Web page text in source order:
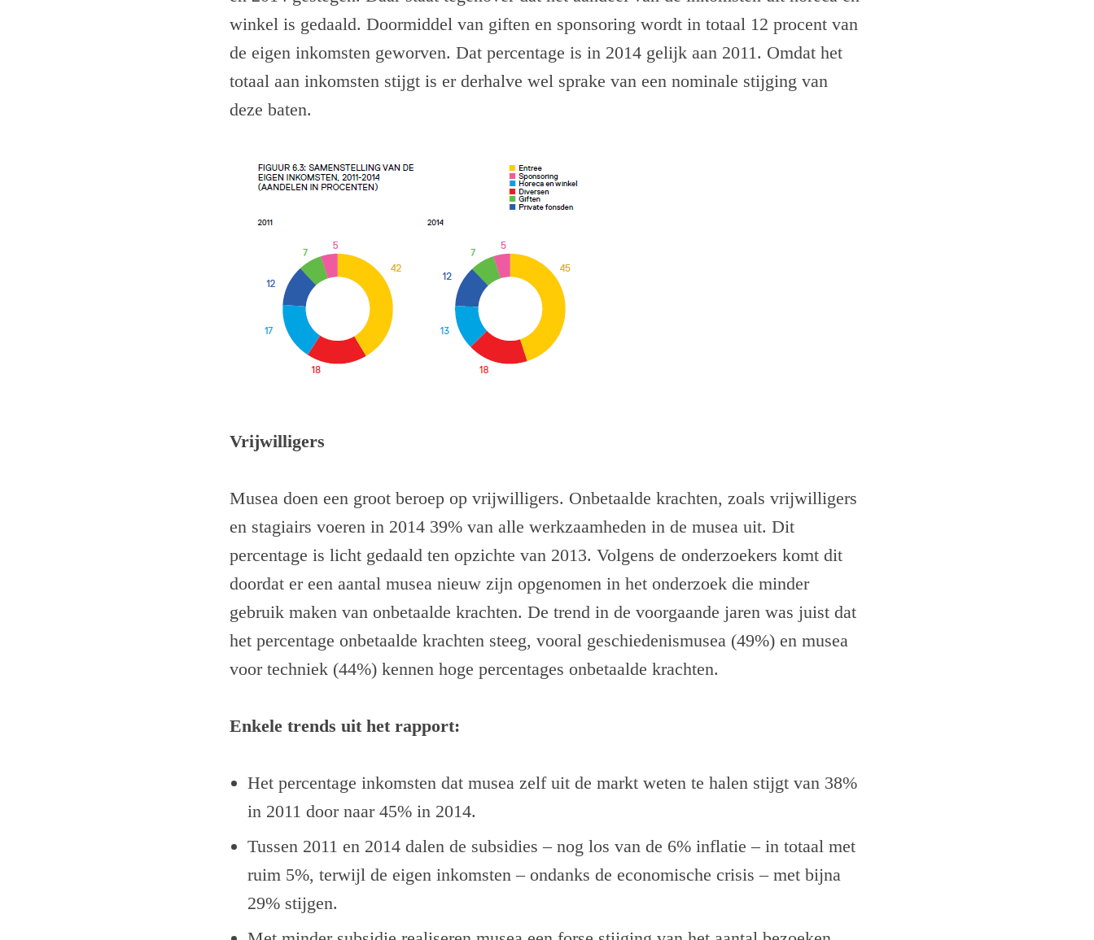
winkel is gedaald. Doormiddel van giften en sponsoring wordt in totaal 12 procent van
de eigen inkomsten geworven. Dat percentage is in 2014 gelijk aan 2011. Omdat het
totaal aan inkomsten stijgt is er derhalve wel sprake van een nominale stijging van
deze baten.
Vrijwilligers
Musea doen een groot beroep op vrijwilligers. Onbetaalde krachten, zoals vrijwilligers
en stagiairs voeren in 2014 39% van alle werkzaamheden in de musea uit. Dit
percentage is licht gedaald ten opzichte van 2013. Volgens de onderzoekers komt dit
doordat er een aantal musea nieuw zijn opgenomen in het onderzoek die minder
gebruik maken van onbetaalde krachten. De trend in de voorgaande jaren was juist dat
het percentage onbetaalde krachten steeg, vooral geschiedenismusea (49%) en musea
voor techniek (44%) kennen hoge percentages onbetaalde krachten.
Enkele trends uit het rapport:
Het percentage inkomsten dat musea zelf uit de markt weten te halen stijgt van 38%
in 2011 door naar 45% in 2014.
Tussen 2011 en 2014 dalen de subsidies – nog los van de 6% inflatie – in totaal met
ruim 5%, terwijl de eigen inkomsten – ondanks de economische crisis – met bijna
29% stijgen.